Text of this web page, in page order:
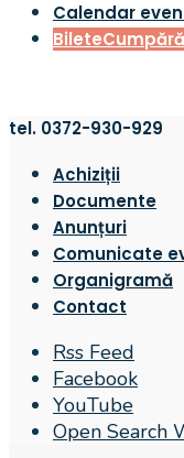
Calendar
Bilete
tel. 0372-930-929
Achiziții
Documente
Anunțuri
Comunicate
Organigramă
Contact
Rss Feed
Facebook
YouTube
Open Search